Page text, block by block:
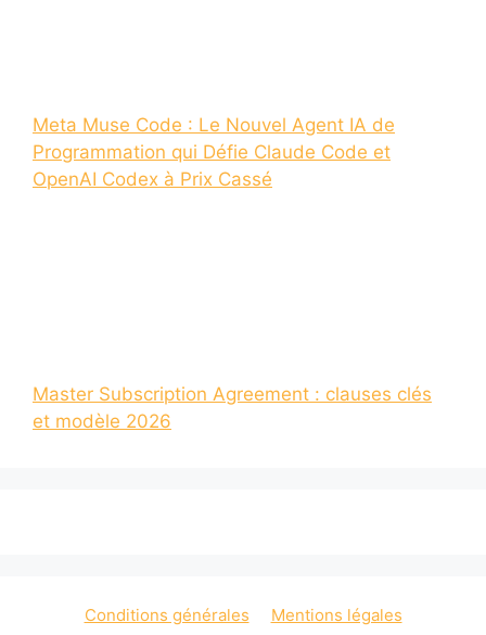
Meta Muse Code : Le Nouvel Agent IA de
Programmation qui Défie Claude Code et
OpenAI Codex à Prix Cassé
Master Subscription Agreement : clauses clés
et modèle 2026
Conditions générales Mentions légales